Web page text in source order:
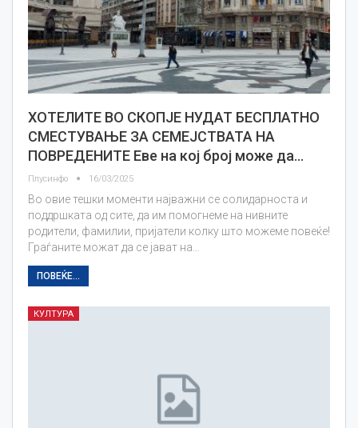
ХОТЕЛИТЕ ВО СКОПЈЕ НУДАТ БЕСПЛАТНО
СМЕСТУВАЊЕ ЗА СЕМЕЈСТВАТА НА
ПОВРЕДЕНИТЕ Еве на кој број може да…
Плусинфо 16/03/2025
Во овие тешки моменти најважни се солидарноста и
поддршката од сите, да им помогнеме на нивните
родители, фамилии, пријатели колку што можеме повеќе!
Граѓаните можат да се јават на…
ПОВЕЌЕ...
КУЛТУРА